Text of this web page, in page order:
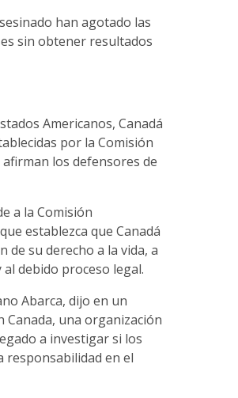
han agotado las
sin obtener resultados
Americanos, Canadá
por la Comisión
los defensores de
a la Comisión
establezca que Canadá
de su derecho a la vida, a
debido proceso legal.
Abarca, dijo en un
una organización
a investigar si los
responsabilidad en el